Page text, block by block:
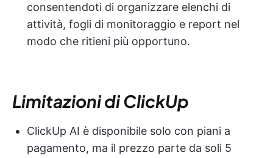
consentendoti di organizzare elenchi di
attività, fogli di monitoraggio e report nel
modo che ritieni più opportuno.
Limitazioni di ClickUp
ClickUp AI è disponibile solo con piani a
pagamento, ma il prezzo parte da soli 5